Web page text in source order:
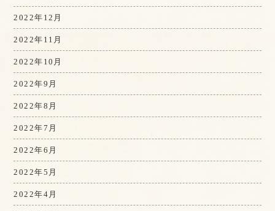
2022年12月
2022年11月
2022年10月
2022年9月
2022年8月
2022年7月
2022年6月
2022年5月
2022年4月